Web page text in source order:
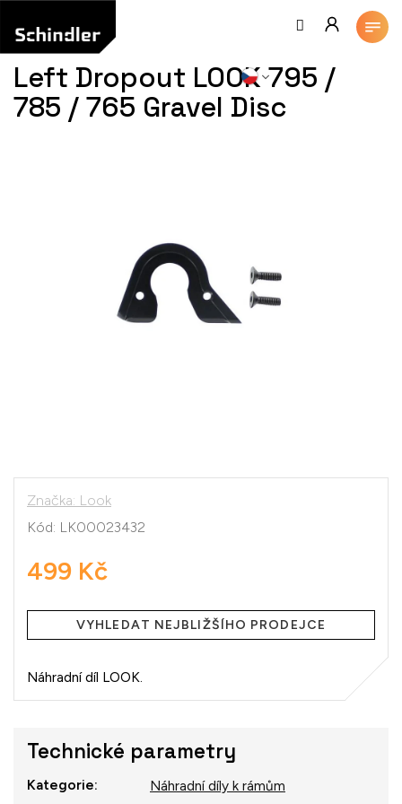
obsah
Left Dropout LOOK 795 /
785 / 765 Gravel Disc
Značka: Look
Kód: LK00023432
499 Kč
cena:
VYHLEDAT NEJBLIŽŠÍHO PRODEJCE
Náhradní díl LOOK.
Technické parametry
Kategorie: Náhradní díly k rámům